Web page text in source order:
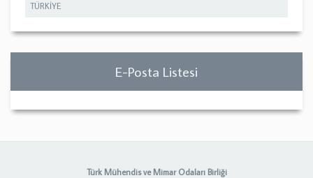
TÜRKİYE
E-Posta Listesi
Türk Mühendis ve Mimar Odaları Birliği